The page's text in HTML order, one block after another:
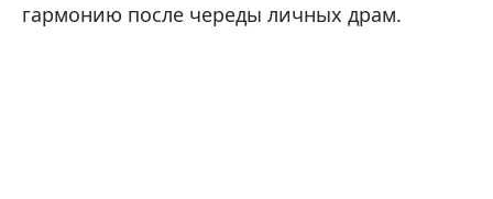
гармонию после череды личных драм.